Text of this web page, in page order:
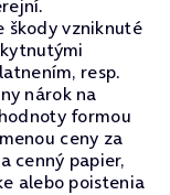
škody vzniknuté
resp.
nárok na
formou
ceny za
cenný papier,
alebo poistenia